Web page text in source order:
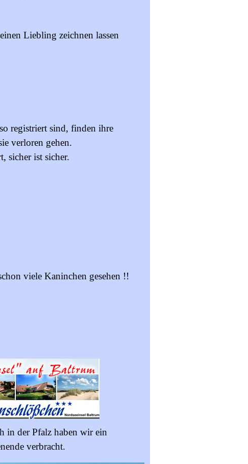
Liebling zeichnen lassen
registriert sind, finden ihre
verloren gehen.
sicher ist sicher.
viele Kaninchen gesehen !!
in der Pfalz haben wir ein
verbracht.